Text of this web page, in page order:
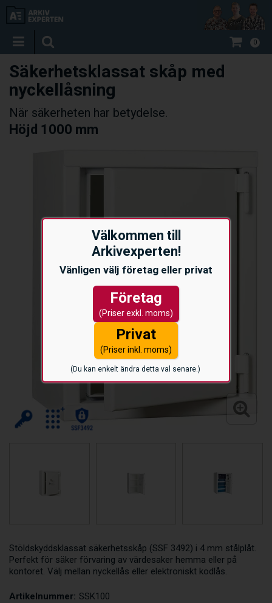
Välkommen till
Arkivexperten!
Vänligen välj företag eller privat
Företag
(Priser exkl. moms)
Privat
(Priser inkl. moms)
(Du kan enkelt ändra detta val senare.)
0
Säkerhetsklassat skåp med
nyckellåsning
När säkerheten har betydelse.
Höjd 1000 mm
Stöldskyddsklassat säkerhetsskåp (SSF 3492) i 4 mm stålplåt.
Perfekt för säker förvaring av värdesaker hemma eller på
kontoret. Välj mellan nyckellås eller elektroniskt kodlås.
Artikelnummer: SSK100